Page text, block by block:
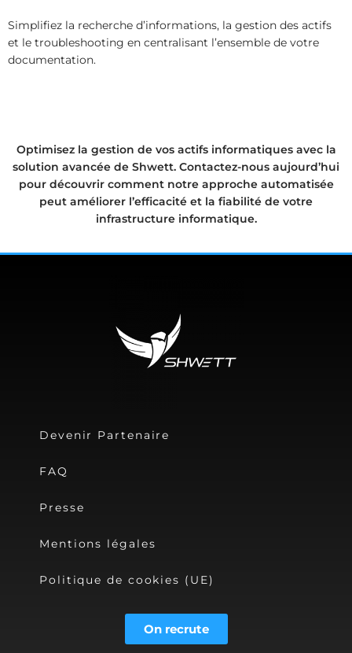
Simplifiez la recherche d’informations, la gestion des actifs
et le troubleshooting en centralisant l’ensemble de votre
documentation.
Optimisez la gestion de vos actifs informatiques avec la
solution avancée de Shwett. Contactez-nous aujourd’hui
pour découvrir comment notre approche automatisée
peut améliorer l’efficacité et la fiabilité de votre
infrastructure informatique.
Devenir Partenaire
FAQ
Presse
Mentions légales
Politique de cookies (UE)
On recrute